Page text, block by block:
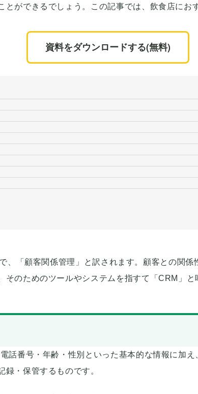
とができるでしょう。この記事では、飲食店にお
資料をダウンロードする(無料)
「顧客関係管理」と訳されます。顧客との関係
そのためのツールやシステムを指すて「CRM」と
話番号・年齢・性別といった基本的な情報に加え
・保管するものです。